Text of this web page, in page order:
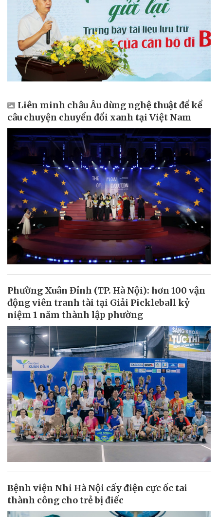
Liên minh châu Âu dùng nghệ thuật để kể
câu chuyện chuyển đổi xanh tại Việt Nam
Phường Xuân Đỉnh (TP. Hà Nội): hơn 100 vận
động viên tranh tài tại Giải Pickleball kỷ
niệm 1 năm thành lập phường
Bệnh viện Nhi Hà Nội cấy điện cực ốc tai
thành công cho trẻ bị điếc